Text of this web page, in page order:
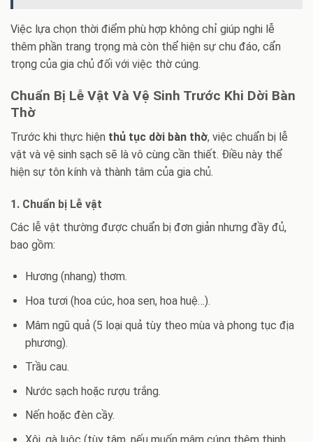
Việc lựa chọn thời điểm phù hợp không chỉ giúp nghi lễ
thêm phần trang trọng mà còn thể hiện sự chu đáo, cẩn
trọng của gia chủ đối với việc thờ cúng.
Chuẩn Bị Lễ Vật Và Vệ Sinh Trước Khi Dời Bàn
Thờ
Trước khi thực hiện thủ tục dời bàn thờ, việc chuẩn bị lễ
vật và vệ sinh sạch sẽ là vô cùng cần thiết. Điều này thể
hiện sự tôn kính và thành tâm của gia chủ.
1. Chuẩn bị Lễ vật
Các lễ vật thường được chuẩn bị đơn giản nhưng đầy đủ,
bao gồm:
Hương (nhang) thơm.
Hoa tươi (hoa cúc, hoa sen, hoa huệ…).
Mâm ngũ quả (5 loại quả tùy theo mùa và phong tục địa
phương).
Trầu cau.
Nước sạch hoặc rượu trắng.
Nến hoặc đèn cầy.